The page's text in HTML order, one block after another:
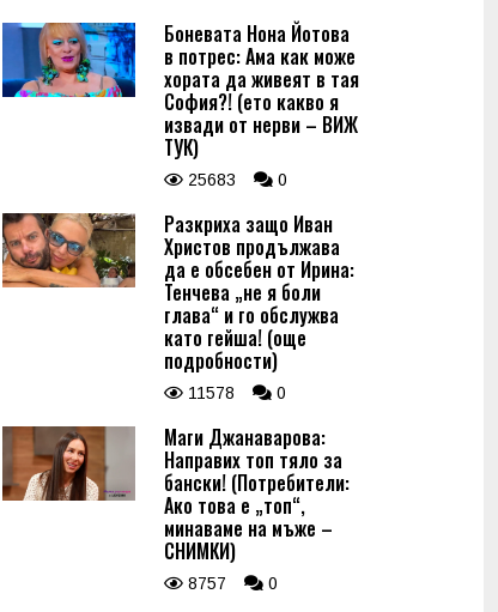
Боневата Нона Йотова
в потрес: Ама как може
хората да живеят в тая
София?! (ето какво я
извади от нерви – ВИЖ
ТУК)
25683 0
Разкриха защо Иван
Христов продължава
да е обсебен от Ирина:
Тенчева „не я боли
глава“ и го обслужва
като гейша! (още
подробности)
11578 0
Маги Джанаварова:
Направих топ тяло за
бански! (Потребители:
Ако това е „топ“,
минаваме на мъже –
СНИМКИ)
8757 0